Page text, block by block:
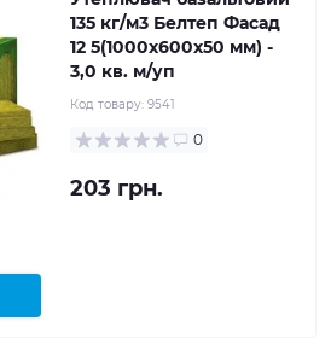
135 кг/м3 Белтеп Фасад
12 5(1000x600x50 мм) -
3,0 кв. м/уп
Код товару: 9541
0
203 грн.